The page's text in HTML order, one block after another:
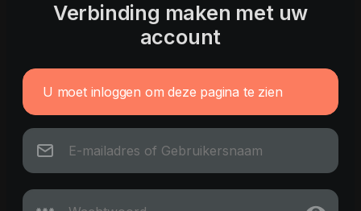
Verbinding maken met uw
account
U moet inloggen om deze pagina te zien